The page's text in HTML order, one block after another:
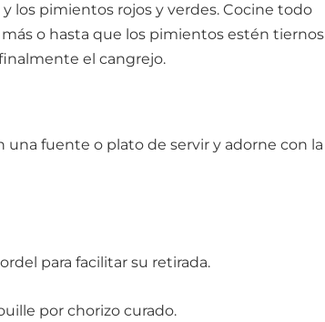
los pimientos rojos y verdes. Cocine todo
o hasta que los pimientos estén tiernos
el cangrejo.
fuente o plato de servir y adorne con la
para facilitar su retirada.
por chorizo curado.